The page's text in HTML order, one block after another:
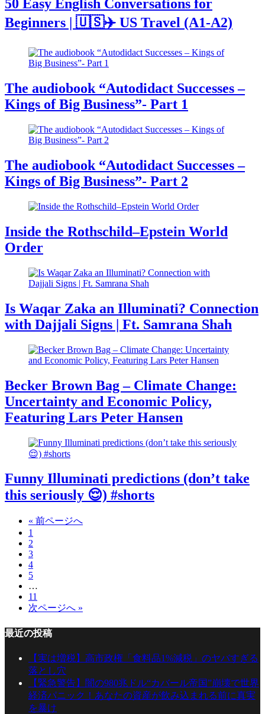
50 Easy English Conversations for
Beginners | 🇺🇸✈️ US Travel (A1-A2)
The audiobook “Autodidact Successes –
Kings of Big Business”- Part 1
The audiobook “Autodidact Successes –
Kings of Big Business”- Part 2
Inside the Rothschild–Epstein World
Order
Is Waqar Zaka an Illuminati? Connection
with Dajjali Signs | Ft. Samrana Shah
Becker Brown Bag – Climate Change:
Uncertainty and Economic Policy,
Featuring Lars Peter Hansen
Funny Illuminati predictions (don’t take
this seriously 😌) #shorts
« 前ページへ
1
2
3
4
5
…
11
次ページへ »
最近の投稿
【実は増税】高市政権「食料品1%減税」のヤバすぎる
落とし穴
【緊急警告】闇の980兆ドル“カバール帝国”崩壊で世界
経済パニック！あなたの資産が飲み込まれる前に真実
を暴け